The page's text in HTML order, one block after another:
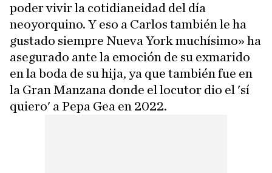
poder vivir la cotidianeidad del día
neoyorquino. Y eso a Carlos también le ha
gustado siempre Nueva York muchísimo» ha
asegurado ante la emoción de su exmarido
en la boda de su hija, ya que también fue en
la Gran Manzana donde el locutor dio el 'sí
quiero' a Pepa Gea en 2022.